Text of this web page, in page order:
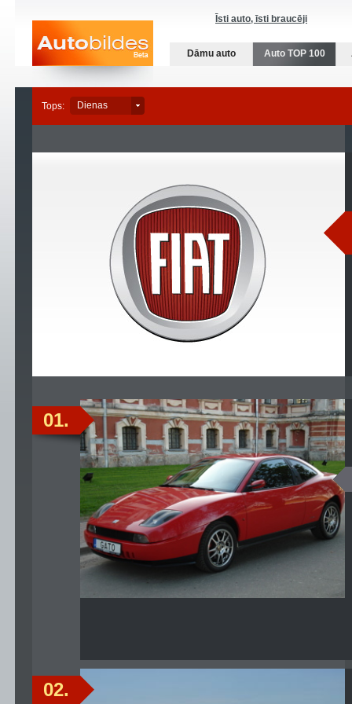
Īsti auto, īsti braucēji
Dāmu auto Auto TOP 100
Tops: Dienas
Dienas
Nedēļas
Mēneša
01.
02.